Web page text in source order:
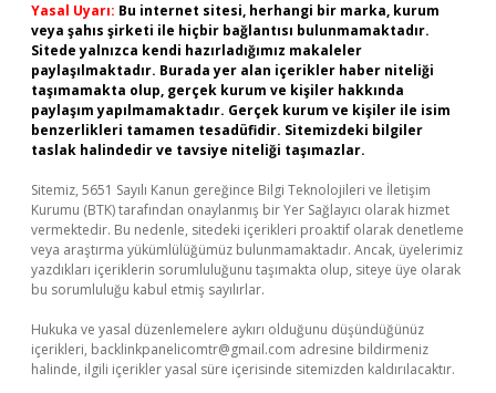
Yasal Uyarı: Bu internet sitesi, herhangi bir marka, kurum
veya şahıs şirketi ile hiçbir bağlantısı bulunmamaktadır.
Sitede yalnızca kendi hazırladığımız makaleler
paylaşılmaktadır. Burada yer alan içerikler haber niteliği
taşımamakta olup, gerçek kurum ve kişiler hakkında
paylaşım yapılmamaktadır. Gerçek kurum ve kişiler ile isim
benzerlikleri tamamen tesadüfidir. Sitemizdeki bilgiler
taslak halindedir ve tavsiye niteliği taşımazlar.
Sitemiz, 5651 Sayılı Kanun gereğince Bilgi Teknolojileri ve İletişim
Kurumu (BTK) tarafından onaylanmış bir Yer Sağlayıcı olarak hizmet
vermektedir. Bu nedenle, sitedeki içerikleri proaktif olarak denetleme
veya araştırma yükümlülüğümüz bulunmamaktadır. Ancak, üyelerimiz
yazdıkları içeriklerin sorumluluğunu taşımakta olup, siteye üye olarak
bu sorumluluğu kabul etmiş sayılırlar.
Hukuka ve yasal düzenlemelere aykırı olduğunu düşündüğünüz
içerikleri, backlinkpanelicomtr@gmail.com adresine bildirmeniz
halinde, ilgili içerikler yasal süre içerisinde sitemizden kaldırılacaktır.